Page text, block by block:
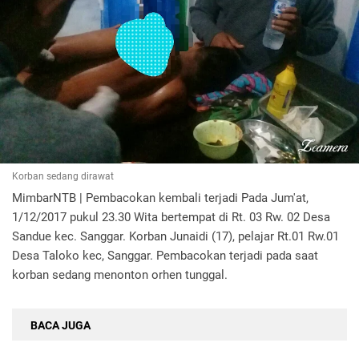
Korban sedang dirawat
MimbarNTB | Pembacokan kembali terjadi Pada Jum'at,
1/12/2017 pukul 23.30 Wita bertempat di Rt. 03 Rw. 02 Desa
Sandue kec. Sanggar. Korban Junaidi (17), pelajar Rt.01 Rw.01
Desa Taloko kec, Sanggar. Pembacokan terjadi pada saat
korban sedang menonton orhen tunggal.
BACA JUGA